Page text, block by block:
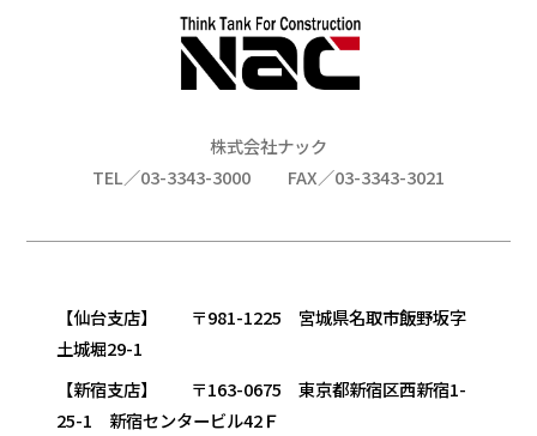
株式会社ナック
TEL／03-3343-3000
FAX／03-3343-3021
【仙台支店】 〒981-1225 宮城県名取市飯野坂字
土城堀29-1
【新宿支店】 〒163-0675 東京都新宿区西新宿1-
25-1 新宿センタービル42Ｆ